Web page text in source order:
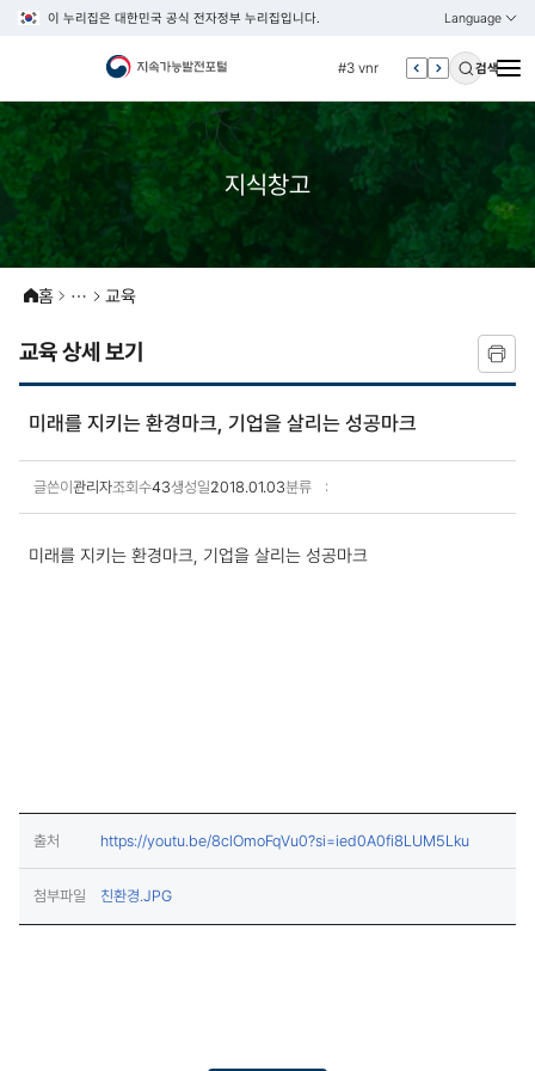
이 누리집은 대한민국 공식 전자정부 누리집입니다. Language
열기
KOREAN
ENGLISH
#3 vnr
#4 관세
#5 esg
#6 빈곤
#5 esg
#6 빈곤
#7 un
검색
지식창고
홈 교육
교육 상세 보기
미래를 지키는 환경마크, 기업을 살리는 성공마크
글쓴이관리자조회수43생성일2018.01.03분류
미래를 지키는 환경마크, 기업을 살리는 성공마크
출처 https://youtu.be/8clOmoFqVu0?si=ied0A0fi8LUM5Lku(새창열림)
첨부파일 친환경.JPG(다운로드)